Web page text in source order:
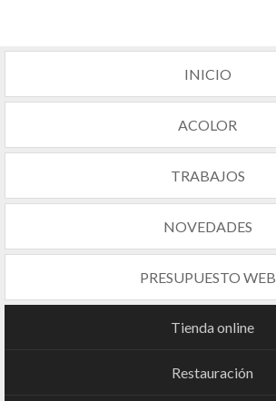
INICIO
ACOLOR
TRABAJOS
NOVEDADES
PRESUPUESTO WEB
Tienda online
Restauración